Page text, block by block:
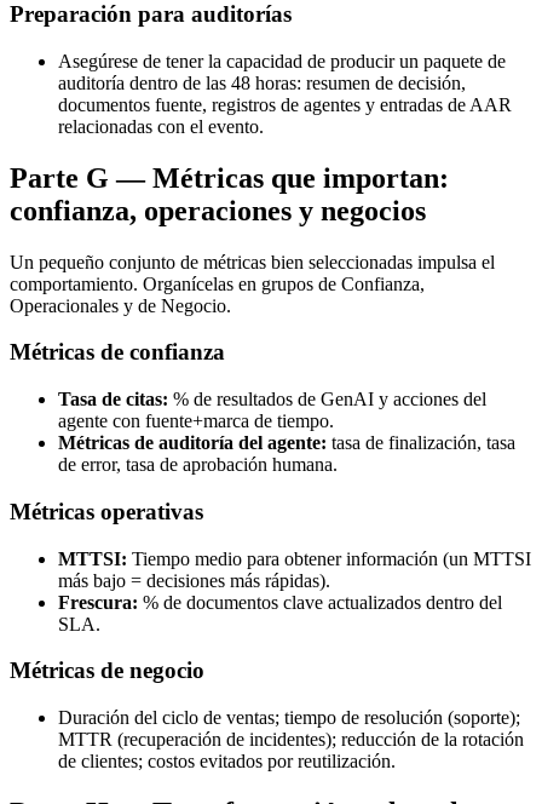
Preparación para auditorías
Asegúrese de tener la capacidad de producir un paquete de
auditoría dentro de las 48 horas: resumen de decisión,
documentos fuente, registros de agentes y entradas de AAR
relacionadas con el evento.
Parte G — Métricas que importan:
confianza, operaciones y negocios
Un pequeño conjunto de métricas bien seleccionadas impulsa el
comportamiento. Organícelas en grupos de Confianza,
Operacionales y de Negocio.
Métricas de confianza
Tasa de citas: % de resultados de GenAI y acciones del
agente con fuente+marca de tiempo.
Métricas de auditoría del agente: tasa de finalización, tasa
de error, tasa de aprobación humana.
Métricas operativas
MTTSI: Tiempo medio para obtener información (un MTTSI
más bajo = decisiones más rápidas).
Frescura: % de documentos clave actualizados dentro del
SLA.
Métricas de negocio
Duración del ciclo de ventas; tiempo de resolución (soporte);
MTTR (recuperación de incidentes); reducción de la rotación
de clientes; costos evitados por reutilización.